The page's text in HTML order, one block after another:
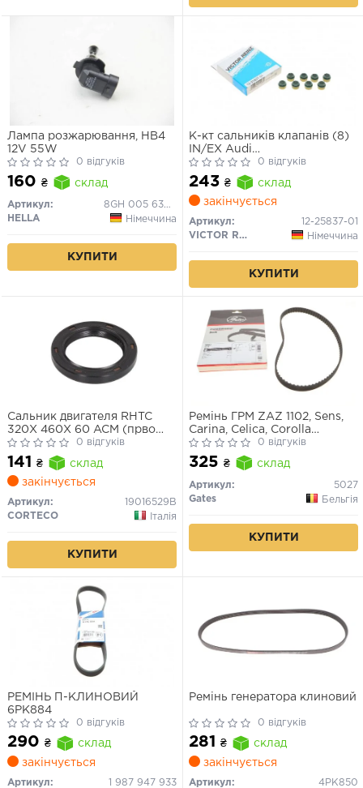
Лампа розжарювання, HB4
12V 55W
0 відгуків
160 ₴ склад
Артикул:
8GH 005 636-121
HELLA
Німеччина
КУПИТИ
К-кт сальників клапанів (8)
IN/EX Audi
100,80,90,A4,A6,LET 1.8, 2.0
quattro/ 95-00 Citroen
Berlingo 1.9 96- Bx 1.8D 85-
0 відгуків
243 ₴
склад
закінчується
Артикул:
12-25837-01
VICTOR REINZ
Німеччина
КУПИТИ
Сальник двигателя RHTC
320X 460X 60 ACM (прво
Corteco)
0 відгуків
141 ₴
склад
закінчується
Артикул:
19016529B
CORTECO
Італія
КУПИТИ
Ремінь ГРМ ZAZ 1102, Sens,
Carina, Celica, Corolla
(9.525×94–895)0 відгуків
325 ₴ склад
Артикул:
5027
Gates
Бельгія
КУПИТИ
РЕМІНЬ П-КЛИНОВИЙ
6PK884
0 відгуків
290 ₴
склад
закінчується
Артикул:
1 987 947 933
Ремінь генератора клиновий
0 відгуків
281 ₴
склад
закінчується
Артикул:
4PK850